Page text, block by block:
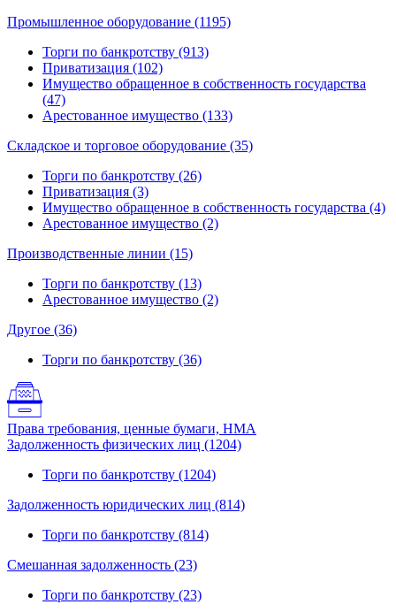
Промышленное оборудование (1195)
Торги по банкротству (913)
Приватизация (102)
Имущество обращенное в собственность государства
(47)
Арестованное имущество (133)
Складское и торговое оборудование (35)
Торги по банкротству (26)
Приватизация (3)
Имущество обращенное в собственность государства (4)
Арестованное имущество (2)
Производственные линии (15)
Торги по банкротству (13)
Арестованное имущество (2)
Другое (36)
Торги по банкротству (36)
Права требования, ценные бумаги, НМА
Задолженность физических лиц (1204)
Торги по банкротству (1204)
Задолженность юридических лиц (814)
Торги по банкротству (814)
Смешанная задолженность (23)
Торги по банкротству (23)